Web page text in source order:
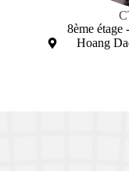
8ème étage
Hoang